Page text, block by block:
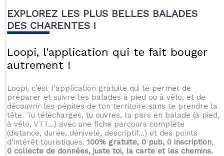
EXPLOREZ LES PLUS BELLES BALADES
DES CHARENTES !
Loopi, l'application qui te fait bouger
autrement !
Loopi, c’est l’application gratuite qui te permet de
préparer et suivre tes balades à pied ou à vélo, et de
découvrir les pépites de ton territoire sans te prendre la
tête. Tu télécharges, tu ouvres, tu pars en balade (à pied,
à vélo, VTT...) avec une fiche parcours complète
(distance, durée, dénivelé, descriptif...) et des points
d'intérêt touristiques. 100% gratuite, 0 pub, 0 inscription,
0 collecte de données, juste toi, la carte et les chemins.